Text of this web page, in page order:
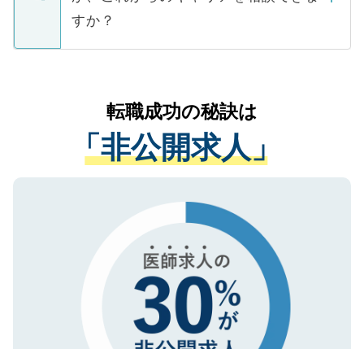
ています。
ご本人のキャリアアップおよび転職活動の
支援を目的に使用いたします。お預かりし
ているすべての個人データはご本人の許可
は、個人情報の取り扱いについての厳密な
管理基準を満たした事業者のみに付与され
る、プライバシーマークを取得済みです。
で、機密保持に関してもご安心ください。
すか？
かがいして、現在の医療機関の状況や紹介
経験をまじえながら、適切なアドバイスを
させていただきます。すぐにご転職をされ
ない方には、長期的なサポートが可能です
ので、まずはご登録ください。
転職成功の秘訣は
「非公開求人」